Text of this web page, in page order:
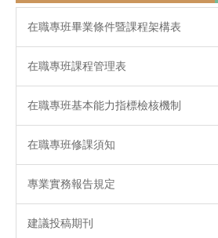
在職專班畢業條件暨課程架構表
在職專班課程管理表
在職專班基本能力指標檢核機制
在職專班修課須知
專業實務報告規定
建議投稿期刊